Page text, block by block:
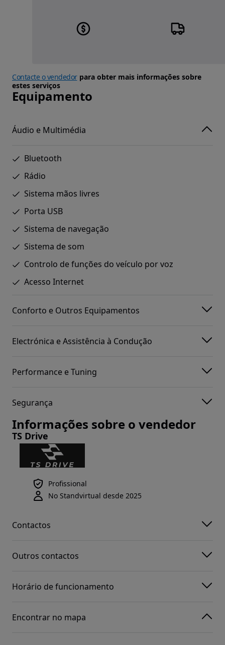
Contacte o vendedorpara obter mais informações sobre
estes serviços
Equipamento
Áudio e Multimédia
Bluetooth
Rádio
Sistema mãos livres
Porta USB
Sistema de navegação
Sistema de som
Controlo de funções do veículo por voz
Acesso Internet
Conforto e Outros Equipamentos
Electrónica e Assistência à Condução
Performance e Tuning
Segurança
Informações sobre o vendedor
TS Drive
Profissional
No Standvirtual desde 2025
Contactos
Outros contactos
Horário de funcionamento
Encontrar no mapa